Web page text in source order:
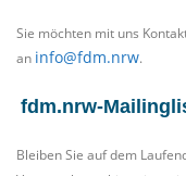
Sie möchten mit uns
an info@fdm.nrw.
fdm.nrw-
Bleiben Sie auf dem